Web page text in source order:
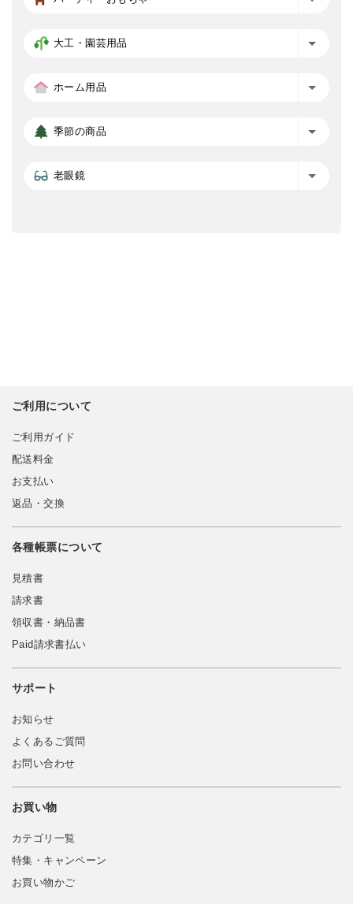
大工・園芸用品
ホーム用品
季節の商品
老眼鏡
ご利用について
ご利用ガイド
配送料金
お支払い
返品・交換
各種帳票について
見積書
請求書
領収書・納品書
Paid請求書払い
サポート
お知らせ
よくあるご質問
お問い合わせ
お買い物
カテゴリ一覧
特集・キャンペーン
お買い物かご